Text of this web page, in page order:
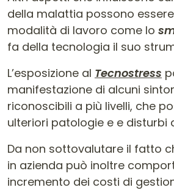
della malattia possono
modalità di lavoro come lo
fa della tecnologia il suo
L’esposizione al Tecnostress
manifestazione di alcuni
riconoscibili a più livelli, che
ulteriori patologie e e disturbi
Da non sottovalutare il fatto
in azienda può inoltre
incremento dei costi di